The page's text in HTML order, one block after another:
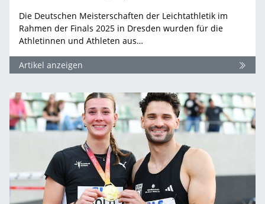
Die Deutschen Meisterschaften der Leichtathletik im
Rahmen der Finals 2025 in Dresden wurden für die
Athletinnen und Athleten aus…
Artikel anzeigen